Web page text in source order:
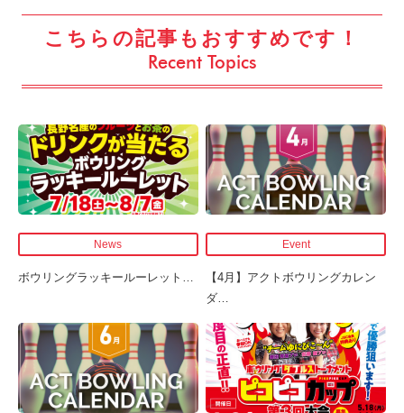
こちらの記事もおすすめです！
Recent Topics
News
ボウリングラッキールーレット
Event
【4月】アクトボウリングカレン
ダ